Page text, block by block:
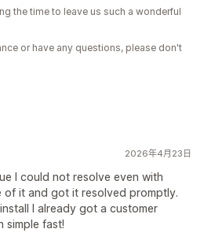
the time to leave us such a wonderful
or have any questions, please don't
2026年4月23日
I could not resolve even with
of it and got it resolved promptly.
I already got a customer
simple fast!